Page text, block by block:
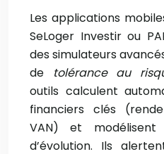
Les applications
SeLoger Investir ou
des simulateurs
de
tolérance au
outils calculent
financiers clés
VAN) et modélisent
d’évolution. Ils